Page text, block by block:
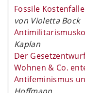
Fossile
von Violetta Bock
Kaplan
Der
Wohnen & Co.
Antifeminismus